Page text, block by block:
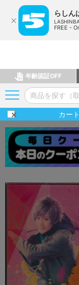
らしん
FREE -
年齢認証OFF
カー